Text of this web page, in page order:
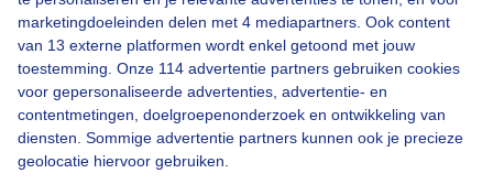
marketingdoeleinden delen met 4 mediapartners. Ook content
van 13 externe platformen wordt enkel getoond met jouw
toestemming. Onze 114 advertentie partners gebruiken cookies
voor gepersonaliseerde advertenties, advertentie- en
contentmetingen, doelgroepenonderzoek en ontwikkeling van
diensten. Sommige advertentie partners kunnen ook je precieze
geolocatie hiervoor gebruiken.
Een moment geduld aub...